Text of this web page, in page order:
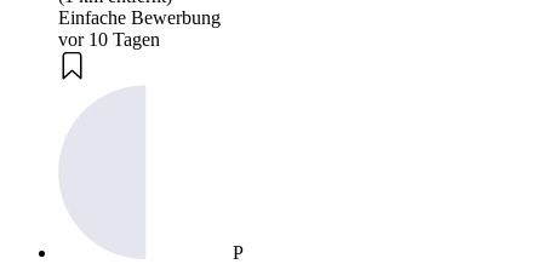
Einfache Bewerbung
vor 10 Tagen
P